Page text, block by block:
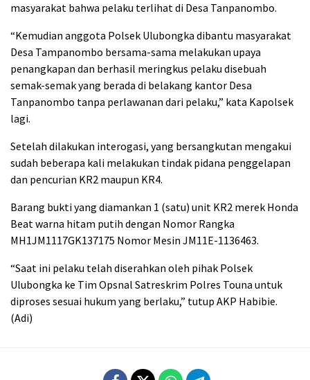
masyarakat bahwa pelaku terlihat di Desa Tanpanombo.
“Kemudian anggota Polsek Ulubongka dibantu masyarakat
Desa Tampanombo bersama-sama melakukan upaya
penangkapan dan berhasil meringkus pelaku disebuah
semak-semak yang berada di belakang kantor Desa
Tanpanombo tanpa perlawanan dari pelaku,” kata Kapolsek
lagi.
Setelah dilakukan interogasi, yang bersangkutan mengakui
sudah beberapa kali melakukan tindak pidana penggelapan
dan pencurian KR2 maupun KR4.
Barang bukti yang diamankan 1 (satu) unit KR2 merek Honda
Beat warna hitam putih dengan Nomor Rangka
MH1JM1117GK137175 Nomor Mesin JM11E-1136463.
“Saat ini pelaku telah diserahkan oleh pihak Polsek
Ulubongka ke Tim Opsnal Satreskrim Polres Touna untuk
diproses sesuai hukum yang berlaku,” tutup AKP Habibie.
(Adi)